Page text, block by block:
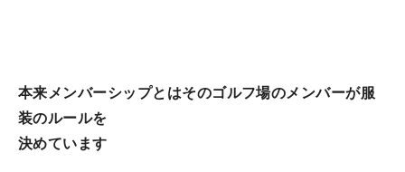
本来メンバーシップとはそのゴルフ場のメンバーが服
装のルールを
決めています